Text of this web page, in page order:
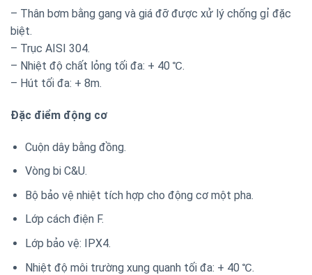
– Thân bơm bằng gang và giá đỡ được xử lý chống gỉ đặc
biệt.
– Trục AISI 304.
– Nhiệt độ chất lỏng tối đa: + 40 ℃.
– Hút tối đa: + 8m.
Đặc điểm động cơ
Cuộn dây bằng đồng.
Vòng bi C&U.
Bộ bảo vệ nhiệt tích hợp cho động cơ một pha.
Lớp cách điện F.
Lớp bảo vệ: IPX4.
Nhiệt độ môi trường xung quanh tối đa: + 40 ℃.